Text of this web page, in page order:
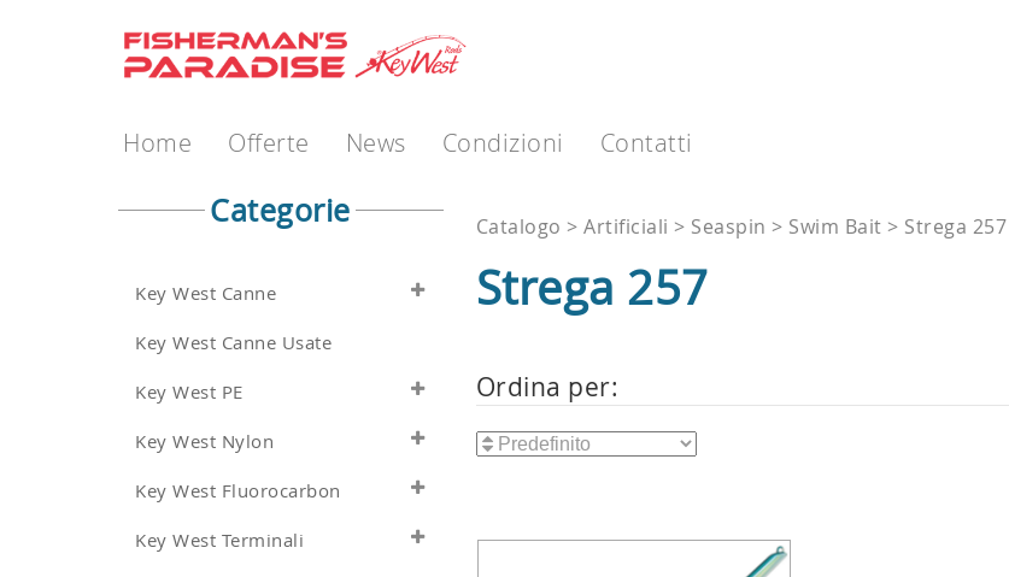
Home Offerte News Condizioni Contatti
Categorie
Key West Canne
Key West Canne Usate
Key West PE
Key West Nylon
Key West Fluorocarbon
Key West Terminali
Catalogo Artificiali Seaspin Swim Bait Strega 257
Strega 257
Ordina per: